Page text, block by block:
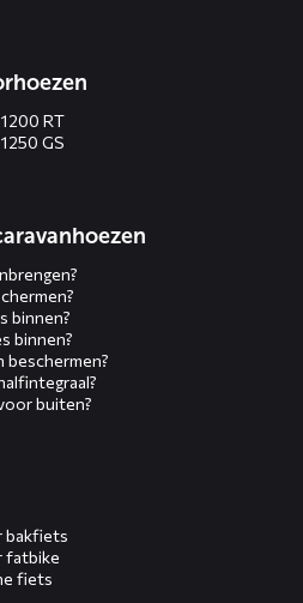
RT
GS
binnen?
binnen?
beschermen?
buiten?
bakfiets
fatbike
fiets